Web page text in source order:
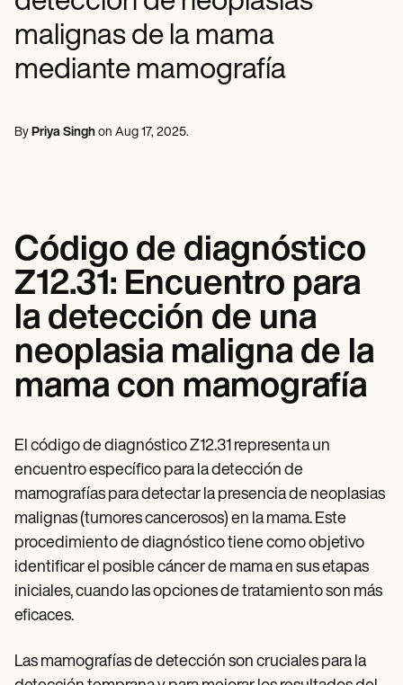
Profesionales de la Salud Mental
Trabajo Social
Nutricionistas
Fisioterapia
Psicología
Terapia Ocupacional
Plantillas
Códigos ICD
Procedure Codes
Superbill Template
Notas SOAP
Treatment Plan Template
Informed Consent Form
Social Work Treatment Plans
DAR Note Template
Demos
Training Hub
Webinars
Switch to Carepatron
Become a Partner
Why Carepatron?
Login
Get started
Insurance claims
Speech therapists
Life coaches
Massage therapists
Personal trainers
malignas de la mama
mediante mamografía
By Priya Singh on Aug 17, 2025.
Código de diagnóstico
Z12.31: Encuentro para
la detección de una
neoplasia maligna de la
mama con mamografía
El código de diagnóstico Z12.31 representa un
encuentro específico para la detección de
mamografías para detectar la presencia de neoplasias
malignas (tumores cancerosos) en la mama. Este
procedimiento de diagnóstico tiene como objetivo
identificar el posible cáncer de mama en sus etapas
iniciales, cuando las opciones de tratamiento son más
eficaces.
Las mamografías de detección son cruciales para la